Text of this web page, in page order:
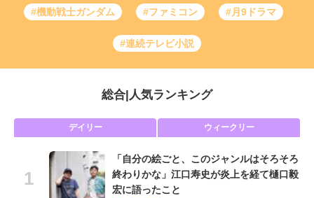
#機動戦士ガンダム #ファミコン #月9ドラマ
#連続テレビ小説
総合 人気ランキング
デイリー ウィークリー
「自分の絵ごと、このジャンルはそろそろ
終わりかな」江口寿史が炎上を経て樋口毅
宏に語ったこと